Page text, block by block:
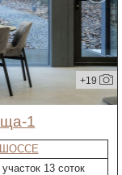
+19
1
участок 13 соток